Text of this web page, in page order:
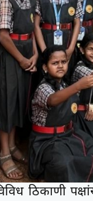
विविध